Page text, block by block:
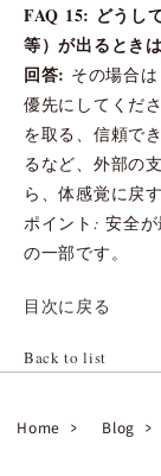
FAQ 15: どうし
等）が出るとき
回答: その場合
優先にしてくだ
を取る、信頼で
るなど、外部の
ら、体感覚に戻
ポイント: 安全
の一部です。
目次に戻る
Back to list
Home Blog